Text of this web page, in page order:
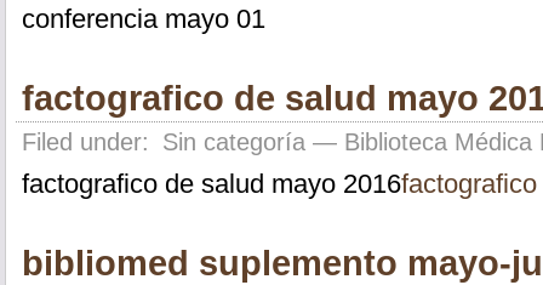
conferencia mayo 01
factografico de salud mayo
Filed under: Sin categoría— Biblioteca Médica
factografico de salud mayo 2016
bibliomed suplemento mayo-